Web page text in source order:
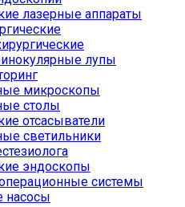
лазерные аппараты
лупы
микроскопы
столы
отсасыватели
светильники
эндоскопы
системы